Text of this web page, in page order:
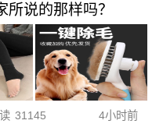
说的那样吗？
31145 4小时前